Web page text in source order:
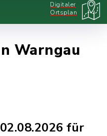
Digitaler
Ortsplan
Warngau
für